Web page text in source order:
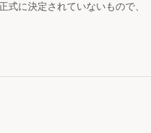
に決定されていないもので、